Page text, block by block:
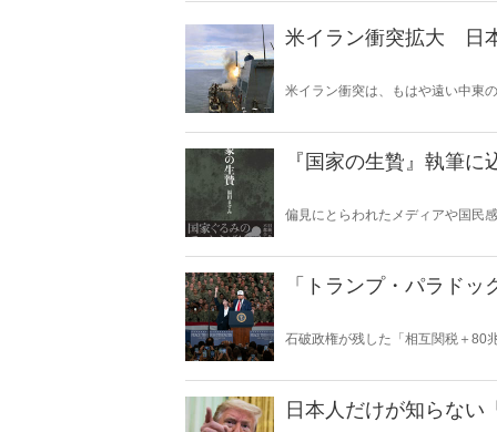
米イラン衝突拡大 日
米イラン衝突は、もはや遠い中東
『国家の生贄』執筆
偏見にとらわれたメディアや国民
「トランプ・パラド
石破政権が残した「相互関税＋80
日本人だけが知らない